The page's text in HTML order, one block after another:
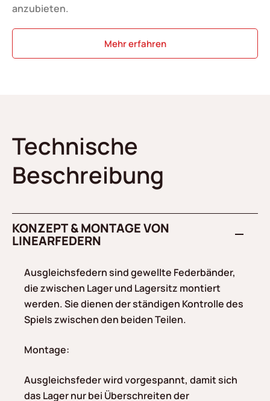
anzubieten.
Mehr erfahren
Technische
Beschreibung
KONZEPT & MONTAGE VON
LINEARFEDERN
Ausgleichsfedern sind gewellte Federbänder,
die zwischen Lager und Lagersitz montiert
werden. Sie dienen der ständigen Kontrolle des
Spiels zwischen den beiden Teilen.
Montage:
Ausgleichsfeder wird vorgespannt, damit sich
das Lager nur bei Überschreiten der